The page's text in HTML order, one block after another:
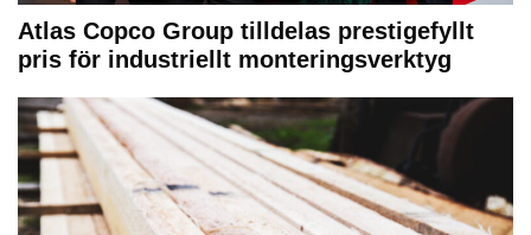
Atlas Copco Group tilldelas prestigefyllt
pris för industriellt monteringsverktyg